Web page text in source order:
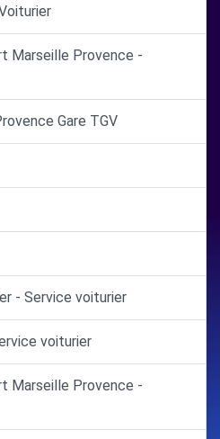
Marseille Provence -
Gare TGV
- Service voiturier
voiturier
Marseille Provence -